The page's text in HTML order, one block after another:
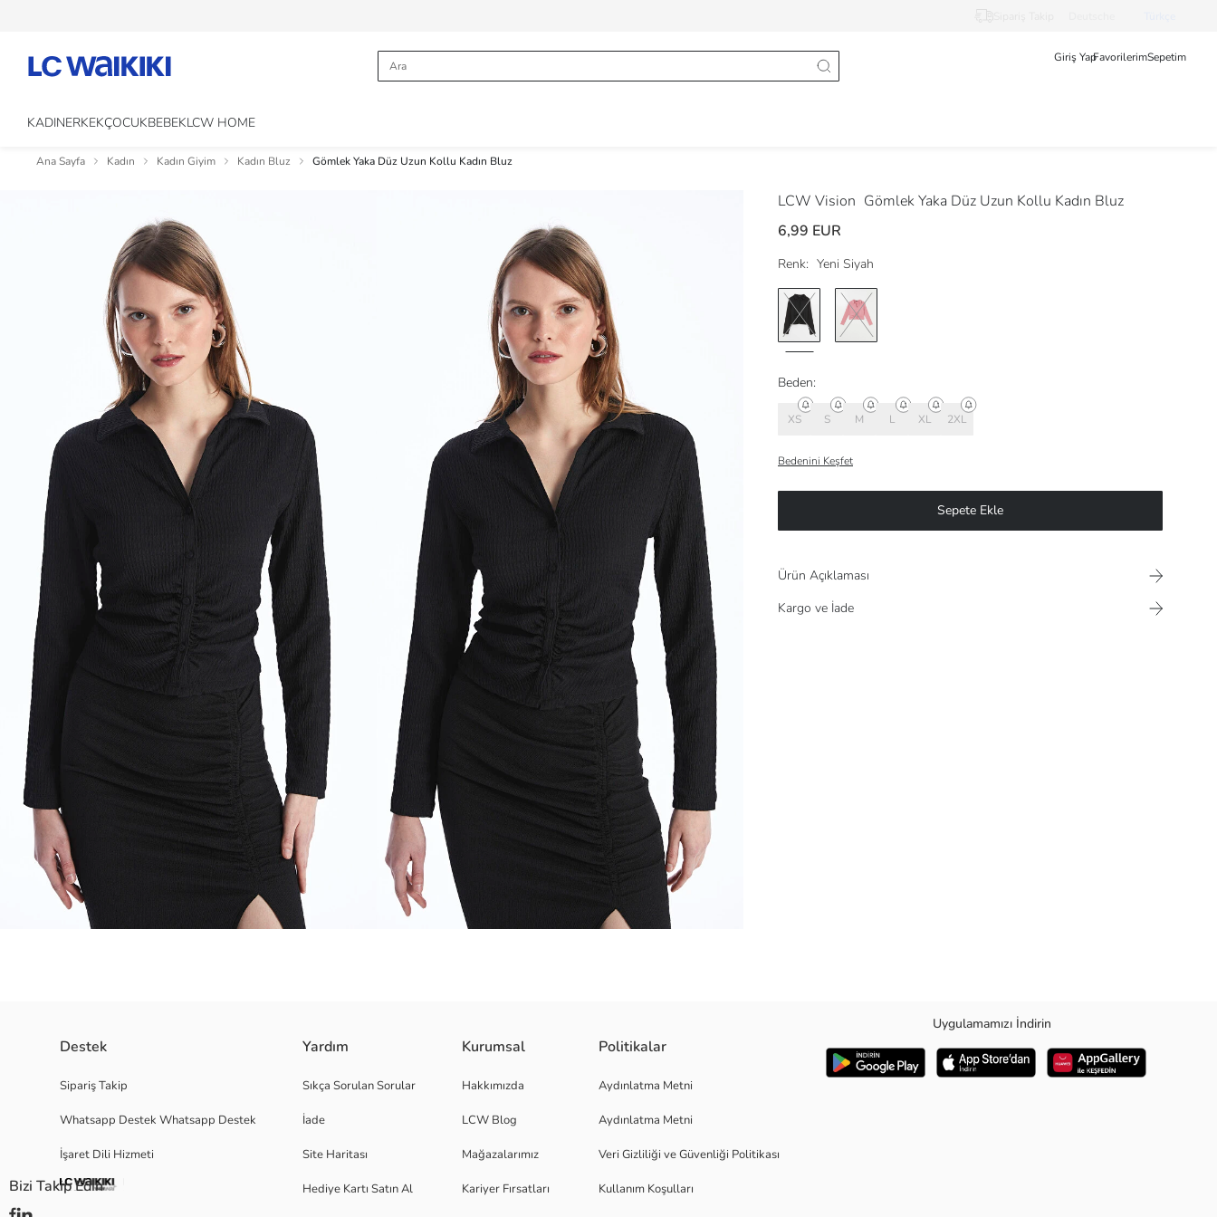
Giriş YapFavorilerimSepetim
KADINERKEKÇOCUKBEBEKLCW HOME
Ana Sayfa Kadın Kadın Giyim Kadın Bluz Gömlek Yaka Düz Uzun Kollu Kadın Bluz
LCW Vision Gömlek Yaka Düz Uzun Kollu Kadın Bluz
6,99 EUR
Renk: Yeni Siyah
Beden:
XS S M L XL 2XL
Bedenini Keşfet
Sepete Ekle
Ürün Açıklaması
Kargo ve İade
Gömlek yaka düz uzun kollu kadın bluz, zarif ve rahat bir görünüm sunan raşel kumaştan üretilmiştir. Önden düğme kapamalı tasarımı, hem klasik hem de pratik bir kullanım sağlar.
Ana Kumaş:
Cinsiyet:
Kalıp:
Destek
Sipariş Takip
Whatsapp Destek Whatsapp Destek
İşaret Dili Hizmeti
Yardım
Sıkça Sorulan Sorular
İade
Site Haritası
Hediye Kartı Satın Al
Kurumsal
Hakkımızda
LCW Blog
Mağazalarımız
Kariyer Fırsatları
Politikalar
Aydınlatma Metni
Aydınlatma Metni
Veri Gizliliği ve Güvenliği Politikası
Kullanım Koşulları
Uygulamamızı İndirin
Bizi Takip Edin